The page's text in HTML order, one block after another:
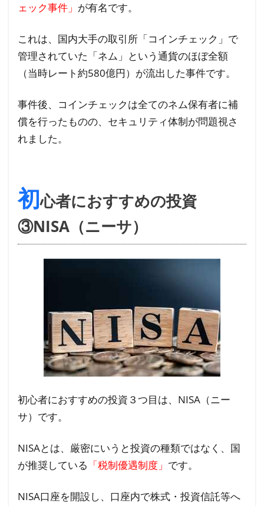
ェック事件」 が有名です。
これは、国内大手の取引所「コインチェック」で
管理されていた「ネム」という通貨のほぼ全額
（当時レート約580億円）が流出した事件です。
事件後、コインチェックは全てのネム保有者に補
償を行ったものの、セキュリティ体制が問題視さ
れました。
初心者におすすめの投資
③NISA（ニーサ）
初心者におすすめの投資３つ目は、NISA（ニー
サ）です。
NISAとは、厳密にいうと投資の種類ではなく、国
が推奨している 「税制優遇制度」 です。
NISA口座を開設し、口座内で株式・投資信託等へ